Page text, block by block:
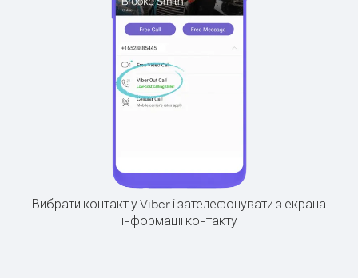
Вибрати контакт у Viber і зателефонувати з екрана
інформації контакту